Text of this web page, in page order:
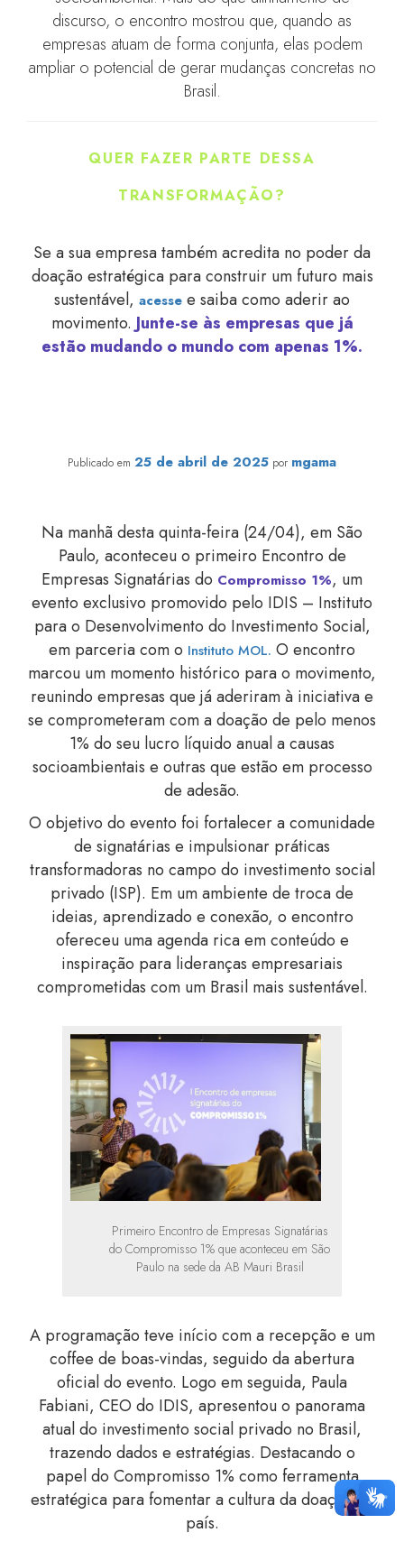
discurso, o encontro mostrou que, quando as
empresas atuam de forma conjunta, elas podem
ampliar o potencial de gerar mudanças concretas no
Brasil.
QUER FAZER PARTE DESSA
TRANSFORMAÇÃO?
Se a sua empresa também acredita no poder da
doação estratégica para construir um futuro mais
sustentável, acesse e saiba como aderir ao
movimento.Junte-se às empresas que já
estão mudando o mundo com apenas 1%.
Publicado em 25 de abril de 2025 por mgama
Na manhã desta quinta-feira (24/04), em São
Paulo, aconteceu o primeiro Encontro de
Empresas Signatárias do Compromisso 1%, um
evento exclusivo promovido pelo IDIS – Instituto
para o Desenvolvimento do Investimento Social,
em parceria com o Instituto MOL. O encontro
marcou um momento histórico para o movimento,
reunindo empresas que já aderiram à iniciativa e
se comprometeram com a doação de pelo menos
1% do seu lucro líquido anual a causas
socioambientais e outras que estão em processo
de adesão.
O objetivo do evento foi fortalecer a comunidade
de signatárias e impulsionar práticas
transformadoras no campo do investimento social
privado (ISP). Em um ambiente de troca de
ideias, aprendizado e conexão, o encontro
ofereceu uma agenda rica em conteúdo e
inspiração para lideranças empresariais
comprometidas com um Brasil mais sustentável.
Primeiro Encontro de Empresas Signatárias
do Compromisso 1% que aconteceu em São
Paulo na sede da AB Mauri Brasil
A programação teve início com a recepção e um
coffee de boas-vindas, seguido da abertura
oficial do evento. Logo em seguida, Paula
Fabiani, CEO do IDIS, apresentou o panorama
atual do investimento social privado no Brasil,
trazendo dados e estratégias. Destacando o
papel do Compromisso 1% como ferramenta
estratégica para fomentar a cultura da doação no
país.